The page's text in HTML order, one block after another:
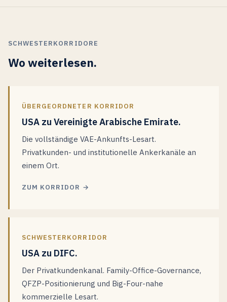
Kommerzielle Konditionen werden privat nach der
SCHWESTERKORRIDORE
Wo weiterlesen.
ÜBERGEORDNETER KORRIDOR
USA zu Vereinigte Arabische Emirate.
Die vollständige VAE-Ankunfts-Lesart.
Privatkunden- und institutionelle Ankerkanäle an
einem Ort.
ZUM KORRIDOR →
SCHWESTERKORRIDOR
USA zu DIFC.
Der Privatkundenkanal. Family-Office-Governance,
QFZP-Positionierung und Big-Four-nahe
kommerzielle Lesart.